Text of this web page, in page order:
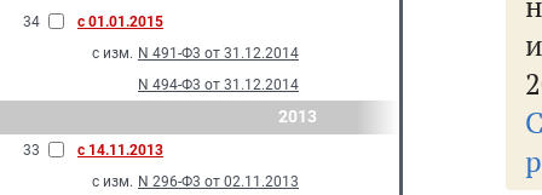
34
с 01.01.2015
с изм. N 491-Ф3 от 31.12.2014
N 494-Ф3 от 31.12.2014
2013
33
с 14.11.2013
с изм. N 296-Ф3 от 02.11.2013